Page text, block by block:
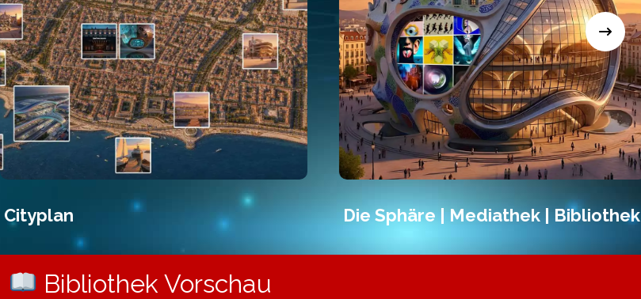
Cityplan Die Sphäre | Mediathek | Bibliothek
Bibliothek Vorschau